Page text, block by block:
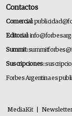
Contactos
Comercial:
Editorial:
Summit:
Suscripciones:
Forbes Argentina es
MediaKit Newsletter